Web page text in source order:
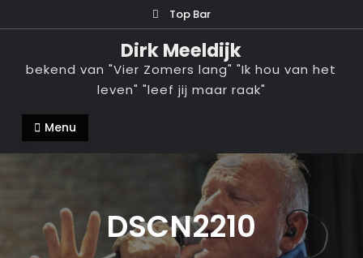
naar
inhoud
Top Bar
Dirk Meeldijk
bekend van "Vier Zomers lang" "Ik hou van het
leven" "leef jij maar raak"
Menu
DSCN2210